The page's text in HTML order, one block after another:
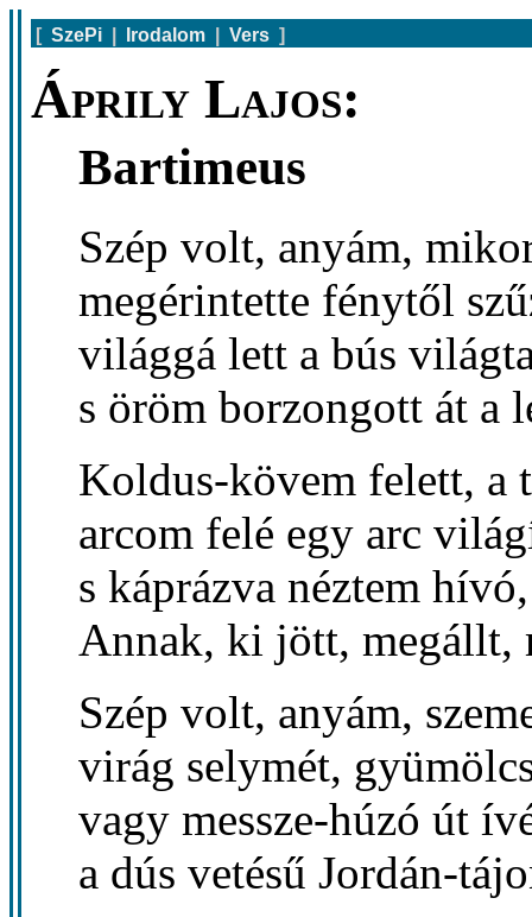
[ SzePi Irodalom Vers ]
Áprily Lajos:
Bartimeus
Szép volt, anyám,
megérintette fénytől
világgá lett a bús
s öröm borzongott át a
Koldus-kövem felett, a
arcom felé egy arc
s káprázva néztem
Annak, ki jött, megállt,
Szép volt, anyám,
virág selymét,
vagy messze-húzó út
a dús vetésű Jordán-